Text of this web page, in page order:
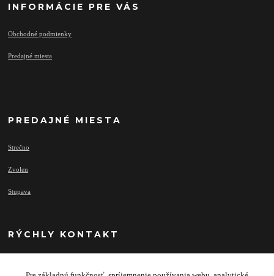
INFORMÁCIE PRE VÁS
Obchodné podmienky
Predajné miesta
PREDAJNÉ MIESTA
Strečno
Zvolen
Stupava
RÝCHLY KONTAKT